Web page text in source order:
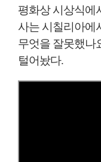
평화상 시상식에
사는 시칠리아에
무엇을 잘못했나
털어놨다.